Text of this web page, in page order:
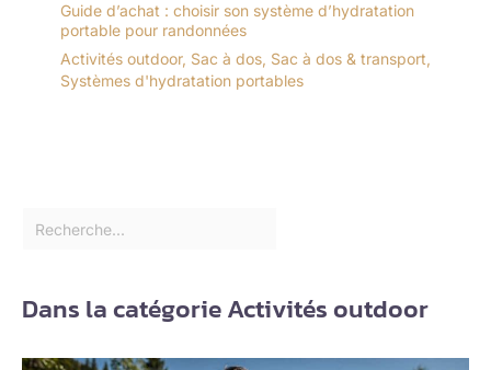
Guide d’achat : choisir son système d’hydratation
portable pour randonnées
Activités outdoor, Sac à dos, Sac à dos & transport,
Systèmes d'hydratation portables
Dans la catégorie Activités outdoor